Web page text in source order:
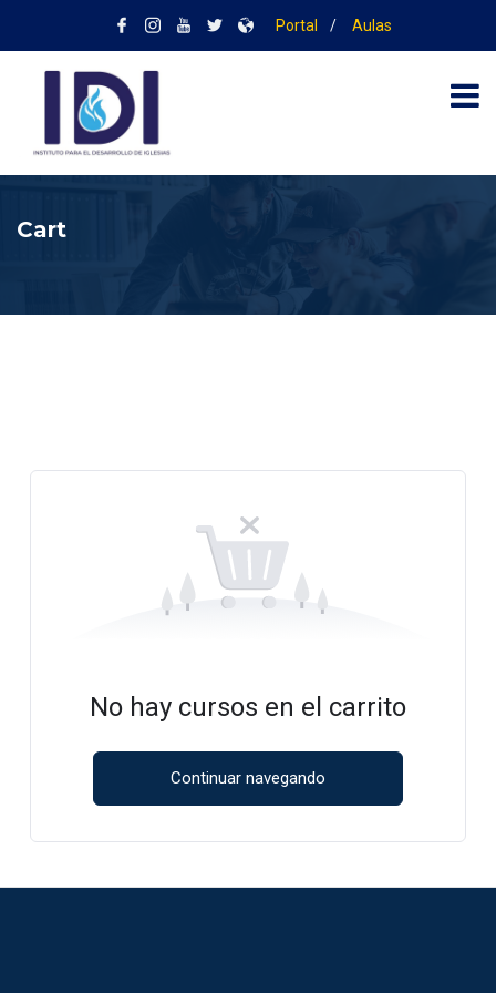
Portal / Aulas
Cart
No hay cursos en el carrito
Continuar navegando